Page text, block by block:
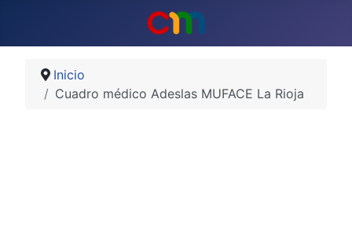
Inicio
Cuadro médico Adeslas MUFACE La Rioja